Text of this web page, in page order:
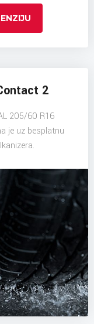
2
205/60 R16
je uz besplatnu